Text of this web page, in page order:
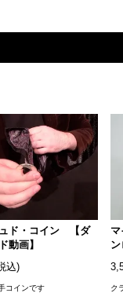
ド・コイン 【ダ
動画】
込)
コインです
マ
ン
ク